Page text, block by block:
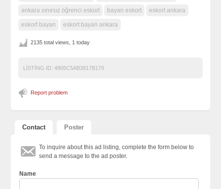
ankara sınırsız öğrenci eskort bayan eskort eskort ankara
eskort bayan eskort bayan ankara
2135 total views, 1 today
LISTING ID: 4805C5AB3817B179
Report problem
Contact Poster
To inquire about this ad listing, complete the form below to
send a message to the ad poster.
Name